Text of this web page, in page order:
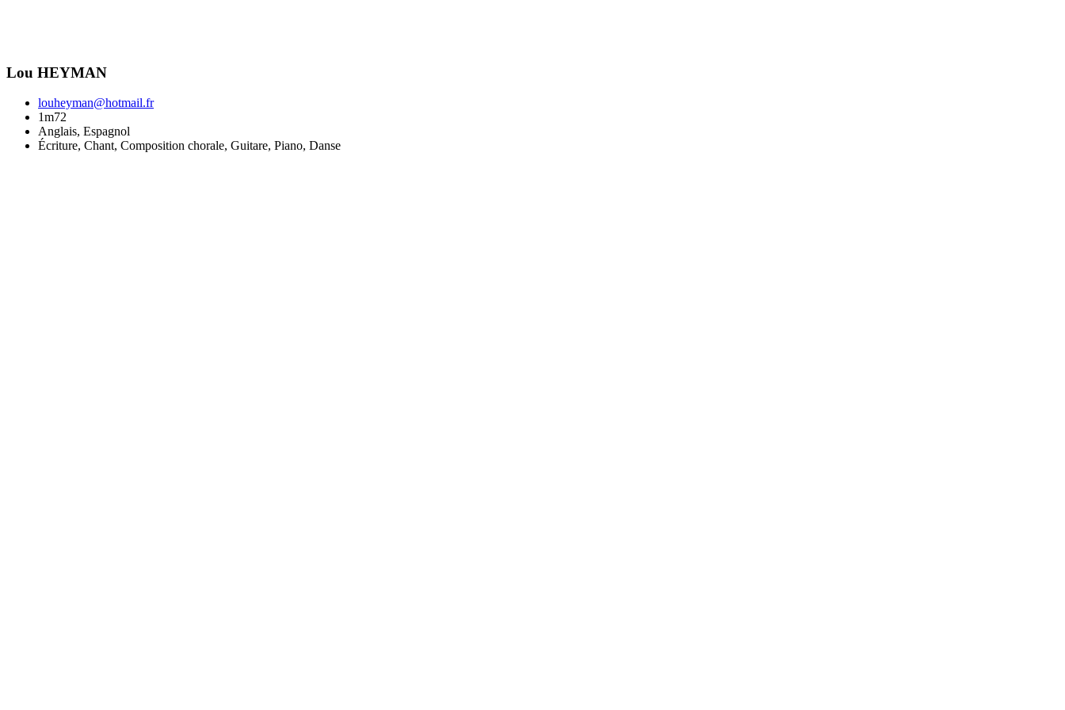
Lou HEYMAN
louheyman@hotmail.fr
1m72
Anglais, Espagnol
Écriture, Chant, Composition chorale, Guitare, Piano, Danse